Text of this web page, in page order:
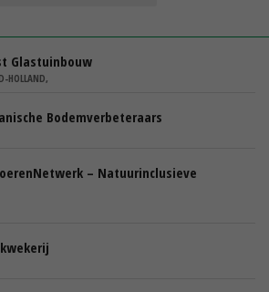
Glastuinbouw
HOLLAND,
Bodemverbeteraars
– Natuurinclusieve